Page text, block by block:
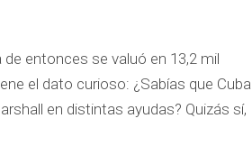
entonces se valuó en 13,2 mil
el dato curioso: ¿Sabías que Cuba
en distintas ayudas? Quizás sí,